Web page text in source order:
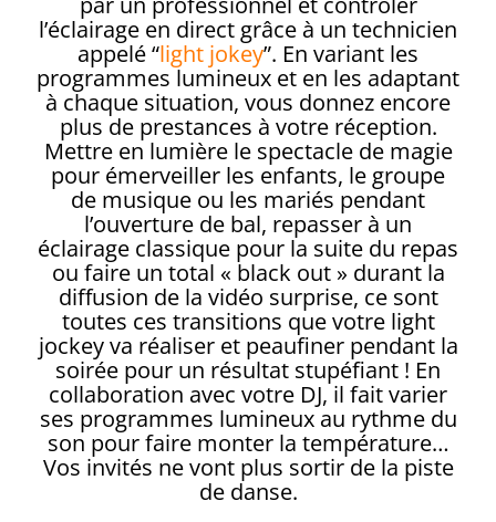
l’éclairage en direct grâce à un technicien
appelé “light jokey”. En variant les
programmes lumineux et en les adaptant
à chaque situation, vous donnez encore
plus de prestances à votre réception.
Mettre en lumière le spectacle de magie
pour émerveiller les enfants, le groupe
de musique ou les mariés pendant
l’ouverture de bal, repasser à un
éclairage classique pour la suite du repas
ou faire un total « black out » durant la
diffusion de la vidéo surprise, ce sont
toutes ces transitions que votre light
jockey va réaliser et peaufiner pendant la
soirée pour un résultat stupéfiant ! En
collaboration avec votre DJ, il fait varier
ses programmes lumineux au rythme du
son pour faire monter la température…
Vos invités ne vont plus sortir de la piste
de danse.